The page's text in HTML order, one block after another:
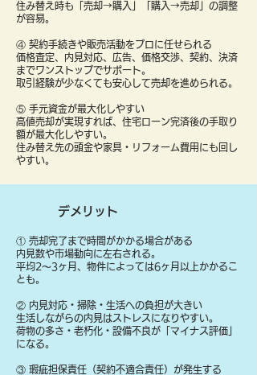
住み替え時も「売却→購入」「購入→売却」の調整
が容易。
④ 契約手続きや販売活動をプロに任せられる
価格査定、内見対応、広告、価格交渉、契約、決済
までワンストップでサポート。
取引経験が少なくても安心して売却を進められる。
⑤ 手元資金が最大化しやすい
高値売却が実現すれば、住宅ローン完済後の手取り
額が最大化しやすい。
住み替え先の頭金や家具・リフォーム費用にも回し
やすい。
デメリット
① 売却完了まで時間がかかる場合がある
内見数や市場動向に左右される。
平均2〜3ヶ月、物件によっては6ヶ月以上かかるこ
とも。
② 内見対応・掃除・生活への負担が大きい
生活しながらの内見はストレスになりやすい。
荷物の多さ・老朽化・設備不良が「マイナス評価」
になる。
③ 瑕疵担保責任（契約不適合責任）が発生する